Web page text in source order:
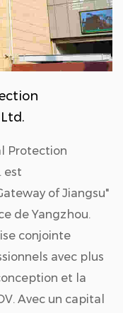
Protection
est
of Jiangsu"
de Yangzhou.
conjointe
avec plus
et la
Avec un capital